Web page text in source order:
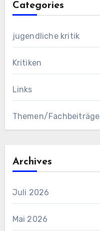
Categories
jugendliche kritik
Kritiken
Links
Themen/Fachbeiträge
Archives
Juli 2026
Mai 2026